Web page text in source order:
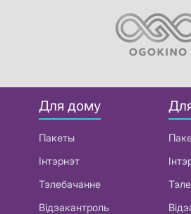
Для дому
Пакеты
Інтэрнэт
Тэлебачанне
Відэакантроль